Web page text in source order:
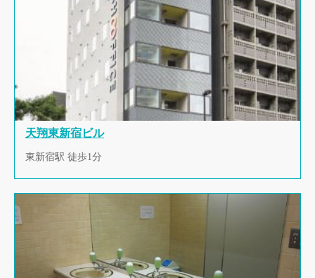
天翔東新宿ビル
東新宿駅 徒歩1分